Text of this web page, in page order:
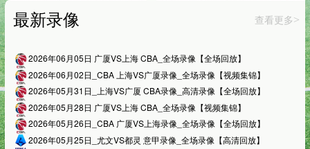
最新录像 查看更多>
2026年06月05日 广厦VS上海 CBA_全场录像【全场回放】
2026年06月02日_CBA 上海VS广厦录像_全场录像【视频集锦】
2026年05月31日_上海VS广厦 CBA录像_高清录像【全场回放】
2026年05月28日 广厦VS上海 CBA_全场录像【视频集锦】
2026年05月26日_CBA 广厦VS上海录像_全场录像【全场回放】
2026年05月25日_尤文VS都灵 意甲录像_全场录像【高清回放】